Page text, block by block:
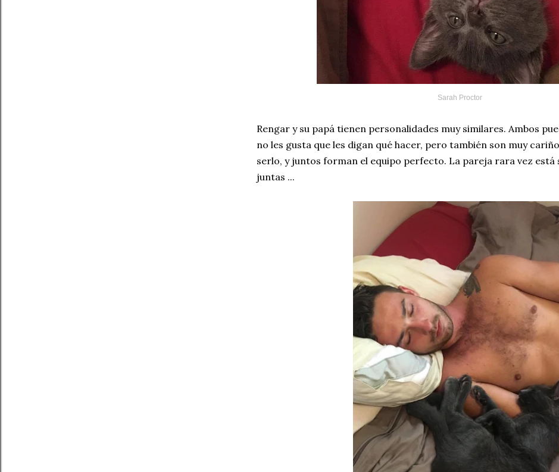
Sarah Proctor
Rengar y su papá tienen personalidades muy similares. Ambos
no les gusta que les digan qué hacer, pero también son muy
serlo, y juntos forman el equipo perfecto. La pareja rara vez está
juntas ...